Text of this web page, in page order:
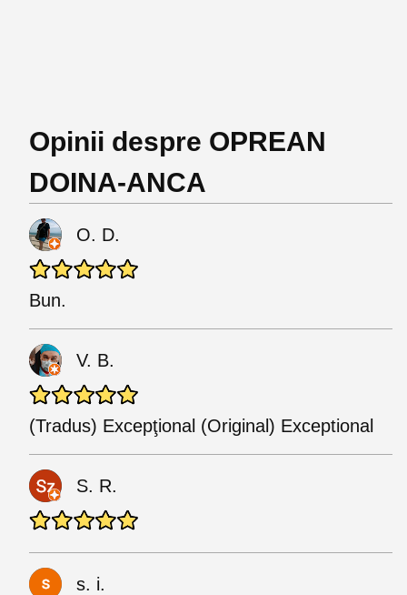
Opinii despre OPREAN
DOINA-ANCA
O. D.
Bun.
V. B.
(Tradus) Excepţional (Original) Exceptional
S. R.
s. i.